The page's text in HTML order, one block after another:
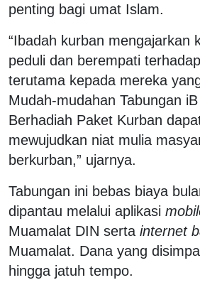
penting bagi umat Islam.
“Ibadah kurban mengajarkan
peduli dan berempati
terutama kepada mereka
Mudah-mudahan Tabungan
Berhadiah Paket Kurban
mewujudkan niat mulia
berkurban,” ujarnya.
Tabungan ini bebas biaya
dipantau melalui aplikasi
Muamalat DIN serta internet
Muamalat. Dana yang
hingga jatuh tempo.